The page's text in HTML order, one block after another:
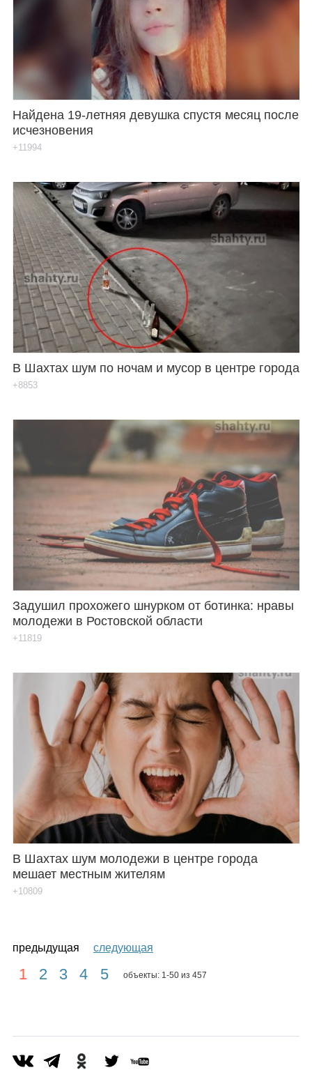
Найдена 19-летняя девушка спустя месяц после
исчезновения
+11994
В Шахтах шум по ночам и мусор в центре города
+8853
Задушил прохожего шнурком от ботинка: нравы
молодежи в Ростовской области
+11819
В Шахтах шум молодежи в центре города
мешает местным жителям
+10809
предыдущая следующая
1 2 3 4 5 объекты: 1-50 из 457